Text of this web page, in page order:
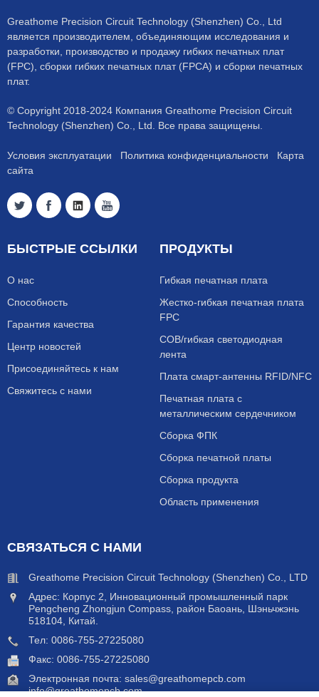
Greathome Precision Circuit Technology (Shenzhen) Co., Ltd
является производителем, объединяющим исследования и
разработки, производство и продажу гибких печатных плат
(FPC), сборки гибких печатных плат (FPCA) и сборки печатных
плат.
© Copyright 2018-2024 Компания Greathome Precision Circuit
Technology (Shenzhen) Co., Ltd. Все права защищены.
Условия эксплуатации Политика конфиденциальности
Карта
сайта
БЫСТРЫЕ ССЫЛКИ
О нас
Способность
Гарантия качества
Центр новостей
Присоединяйтесь к нам
Свяжитесь с нами
ПРОДУКТЫ
Гибкая печатная плата
Жестко-гибкая печатная плата
FPC
COB/гибкая светодиодная
лента
Плата смарт-антенны RFID/NFC
Печатная плата с
металлическим сердечником
Сборка ФПК
Сборка печатной платы
Сборка продукта
Область применения
СВЯЗАТЬСЯ С НАМИ
Greathome Precision Circuit Technology (Shenzhen) Co., LTD
Адрес: Корпус 2, Инновационный промышленный парк
Pengcheng Zhongjun Compass, район Баоань, Шэньчжэнь
518104, Китай.
Тел: 0086-755-27225080
Факс: 0086-755-27225080
Электронная почта: sales@greathomepcb.com
info@greathomepcb.com